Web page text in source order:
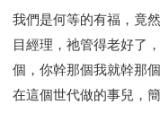
我們是何等的有福，竟
目經理，祂管得老好了
個，你幹那個我就幹那
在這個世代做的事兒，